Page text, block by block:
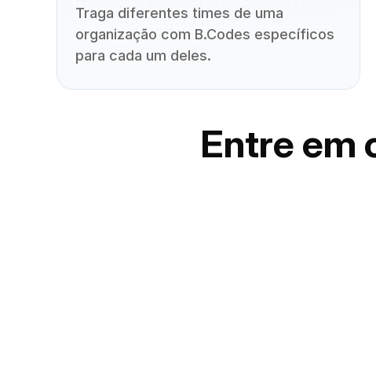
Traga diferentes times de uma
organização com B.Codes específicos
para cada um deles.
Entre em